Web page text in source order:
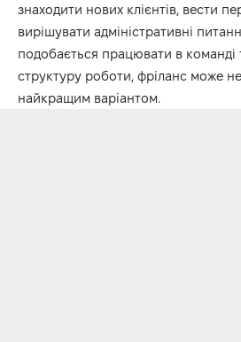
знаходити нових клієнтів, вести
вирішувати адміністративні
подобається працювати в команді
структуру роботи, фріланс може
найкращим варіантом.